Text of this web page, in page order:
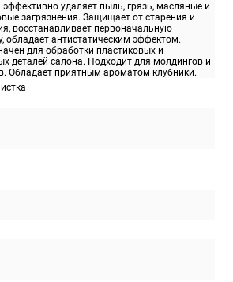
эффективно удаляет пыль, грязь, масляные и
загрязнения. Защищает от старения и
восстанавливает первоначальную
обладает антистатическим эффектом.
для обработки пластиковых и
деталей салона. Подходит для молдингов и
Обладает приятным ароматом клубники.